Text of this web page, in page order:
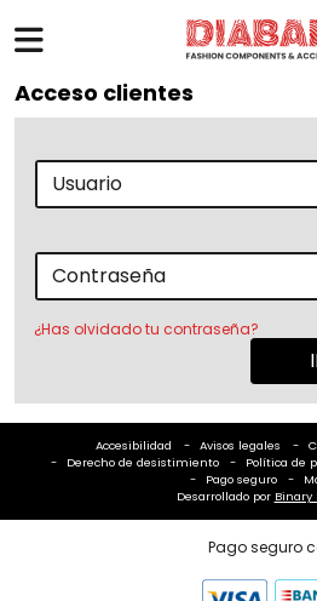
Acceso clientes
Usuario
Contraseña
¿Has olvidado tu contraseña?
Accesibilidad Avisos legales
Derecho de desistimiento
Política de
Pago seguro
Desarrollado por Binary
Pago seguro